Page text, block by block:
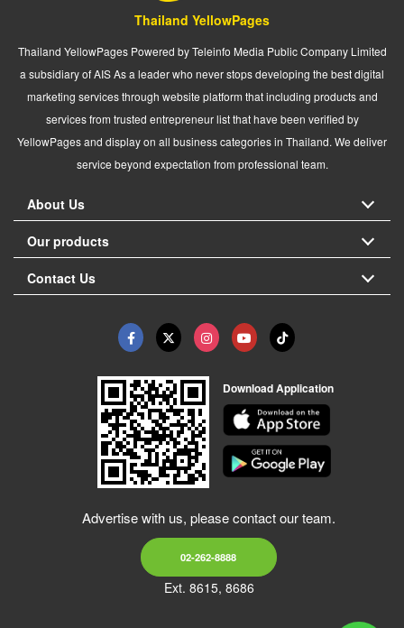
Thailand YellowPages
Thailand YellowPages Powered by Teleinfo Media Public Company Limited
a subsidiary of AIS As a leader who never stops developing the best digital
marketing services through website platform that including products and
services from trusted entrepreneur list that have been verified by
YellowPages and display on all business categories in Thailand. We deliver
service beyond expectation from professional team.
About Us
Our products
Contact Us
Download Application
Advertise with us, please contact our team.
02-262-8888
Ext. 8615, 8686